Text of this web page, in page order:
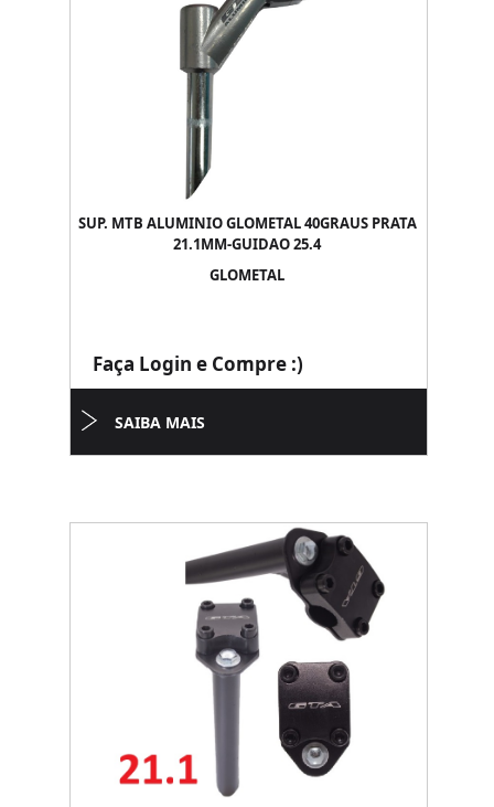
SUP. MTB ALUMINIO GLOMETAL 40GRAUS PRATA
21.1MM-GUIDAO 25.4
GLOMETAL
Faça Login e Compre :)
SAIBA MAIS